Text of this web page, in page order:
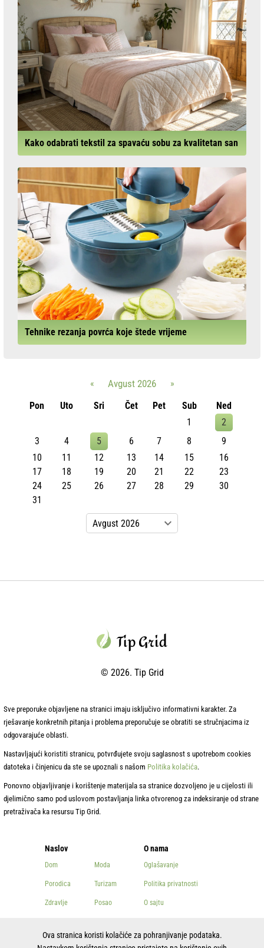
Kako odabrati tekstil za spavaću sobu za kvalitetan san
Tehnike rezanja povrća koje štede vrijeme
« Avgust 2026
»
Pon
Uto Sri Čet Pet Sub
Ned
1
2
3
4 5 6 7 8
9
10
11 12 13 14 15
16
17
18 19 20 21 22
23
24
25 26 27 28 29
30
31
© 2026. Tip Grid
Naslov
Dom
Porodica
Zdravlje
Kuvanje
Moda
Turizam
Posao
O nama
Oglašavanje
Politika privatnosti
O sajtu
Sve preporuke objavljene na stranici imaju isključivo informativni karakter. Za
rješavanje konkretnih pitanja i problema preporučuje se obratiti se stručnjacima iz
odgovarajuće oblasti.
Nastavljajući koristiti stranicu, potvrđujete svoju saglasnost s upotrebom cookies
datoteka i činjenicu da ste se upoznali s našom Politika kolačića.
Ponovno objavljivanje i korištenje materijala sa stranice dozvoljeno je u cijelosti ili
djelimično samo pod uslovom postavljanja linka otvorenog za indeksiranje od strane
pretraživača ka resursu Tip Grid.
Ova stranica koristi kolačiće za pohranjivanje podataka.